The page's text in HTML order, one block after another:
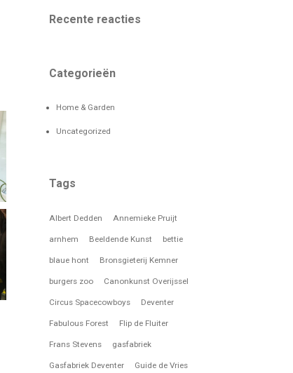
Recente reacties
Categorieën
Home & Garden
Uncategorized
Tags
Albert Dedden Annemieke Pruijt
arnhem Beeldende Kunst bettie
blaue hont Bronsgieterij Kemner
burgers zoo Canonkunst Overijssel
Circus Spacecowboys Deventer
Fabulous Forest Flip de Fluiter
Frans Stevens gasfabriek
Gasfabriek Deventer Guide de Vries